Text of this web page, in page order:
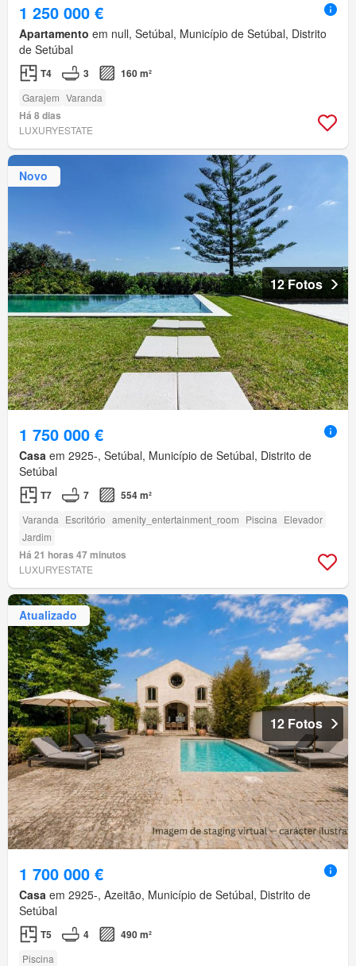
1 250 000 €
Apartamento em null, Setúbal, Município de Setúbal, Distrito
de Setúbal
T4 3 160 m²
Garajem Varanda
Há 8 dias
LUXURYESTATE
Novo
12 Fotos
1 750 000 €
Casa em 2925-, Setúbal, Município de Setúbal, Distrito de
Setúbal
T7 7 554 m²
Varanda Escritório amenity_entertainment_room Piscina Elevador
Jardim
Há 21 horas 47 minutos
LUXURYESTATE
Atualizado
12 Fotos
1 700 000 €
Casa em 2925-, Azeitão, Município de Setúbal, Distrito de
Setúbal
T5 4 490 m²
Piscina